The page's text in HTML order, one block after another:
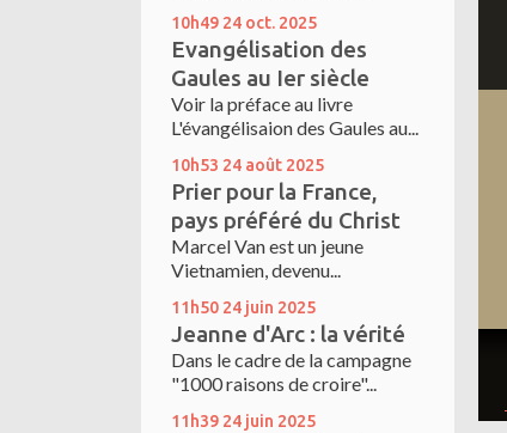
10h49 24 oct. 2025
Evangélisation des
Gaules au Ier siècle
Voir la préface au livre
L'évangélisaion des Gaules au...
10h53 24 août 2025
Prier pour la France,
pays préféré du Christ
Marcel Van est un jeune
Vietnamien, devenu...
11h50 24 juin 2025
Jeanne d'Arc : la vérité
Dans le cadre de la campagne
"1000 raisons de croire"...
11h39 24 juin 2025